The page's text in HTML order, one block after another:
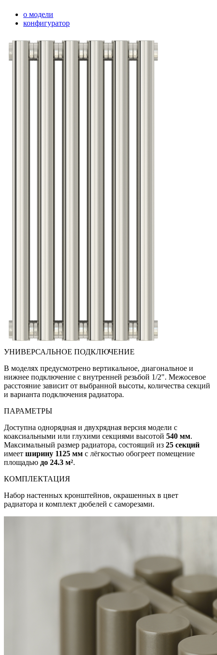
о модели
конфигуратор
УНИВЕРСАЛЬНОЕ ПОДКЛЮЧЕНИЕ
В моделях предусмотрено вертикальное, диагональное и
нижнее подключение с внутренней резьбой 1/2". Межосевое
расстояние зависит от выбранной высоты, количества секций
и варианта подключения радиатора.
ПАРАМЕТРЫ
Доступна однорядная и двухрядная версия модели с
коаксиальными или глухими секциями высотой 540 мм.
Максимальный размер радиатора, состоящий из 25 секций
имеет ширину 1125 мм с лёгкостью обогреет помещение
площадью до 24.3 м².
КОМПЛЕКТАЦИЯ
Набор настенных кронштейнов, окрашенных в цвет
радиатора и комплект дюбелей с саморезами.